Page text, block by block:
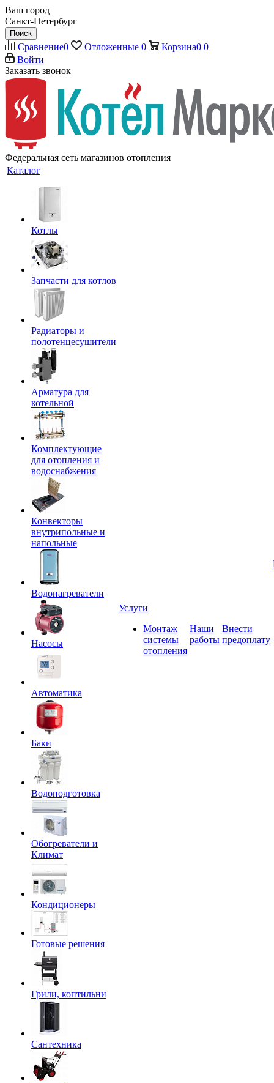
Ваш город
Санкт-Петербург
Поиск
Сравнение0 Отложенные 0 Корзина0 0
Войти
Заказать звонок
Федеральная сеть магазинов отопления
Каталог
Котлы
Запчасти для котлов
Радиаторы и
полотенцесушители
Арматура для
котельной
Комплектующие
для отопления и
водоснабжения
Конвекторы
внутрипольные и
напольные
Водонагреватели
Насосы
Автоматика
Баки
Водоподготовка
Обогреватели и
Климат
Кондиционеры
Готовые решения
Грили, коптильни
Сантехника
Услуги
Монтаж
системы
отопления
Наши
работы
Внести
предоплату